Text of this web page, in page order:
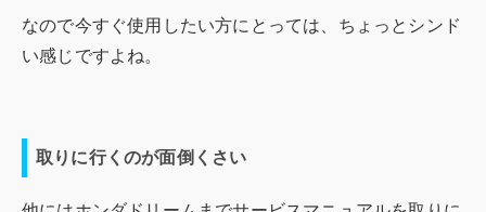
なので今すぐ使用したい方にとっては、ちょっとシンド
い感じですよね。
取りに行くのが面倒くさい